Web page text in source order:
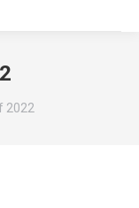
2022